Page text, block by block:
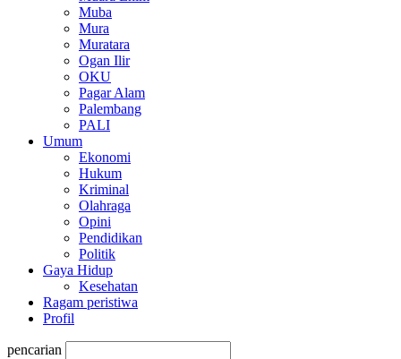
Muba
Mura
Muratara
Ogan Ilir
OKU
Pagar Alam
Palembang
PALI
Umum
Ekonomi
Hukum
Kriminal
Olahraga
Opini
Pendidikan
Politik
Gaya Hidup
Kesehatan
Ragam peristiwa
Profil
pencarian